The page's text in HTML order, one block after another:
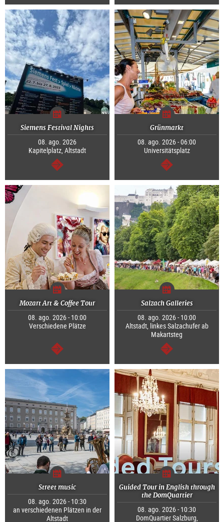
Siemens Festival Nights
08. ago. 2026
Kapitelplatz, Altstadt
segue
Grünmarkt
08. ago. 2026 - 06:00
Universitätsplatz
segue
Mozart Art & Coffee Tour
08. ago. 2026 - 10:00
Verschiedene Plätze
segue
Salzach Galleries
08. ago. 2026 - 10:00
Altstadt, linkes Salzachufer ab
Makartsteg
segue
Street music
08. ago. 2026 - 10:30
an verschiedenen Plätzen in der
Altstadt
Guided Tour in English through
the DomQuartier
08. ago. 2026 - 10:30
DomQuartier Salzburg,